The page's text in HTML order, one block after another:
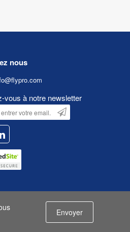
nous
vous à notre newsletter
Envoyer